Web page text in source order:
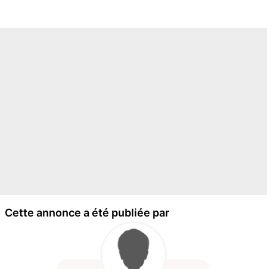
Cette annonce a été publiée par